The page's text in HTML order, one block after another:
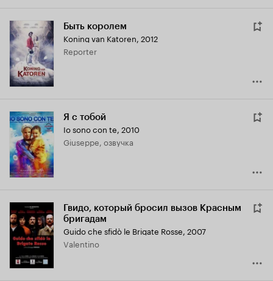
Быть королем
Koning van Katoren, 2012
Reporter
Я с тобой
Io sono con te, 2010
Giuseppe, озвучка
Гвидо, который бросил вызов Красным
бригадам
Guido che sfidò le Brigate Rosse, 2007
Valentino